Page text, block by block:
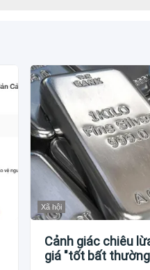
Xã hội
Cảnh giác chiêu
giá "tốt bất